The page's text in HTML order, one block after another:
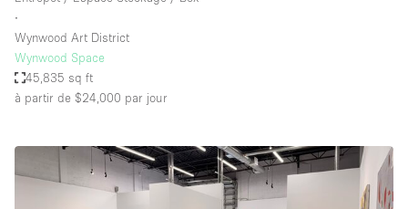
∙
Wynwood Art District
Wynwood Space
45,835 sq ft
à partir de $24,000 par jour